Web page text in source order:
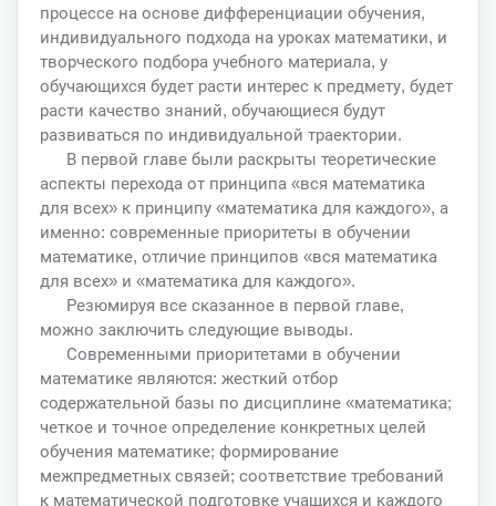
процессе на основе дифференциации обучения,
индивидуального подхода на уроках математики, и
творческого подбора учебного материала, у
обучающихся будет расти интерес к предмету, будет
расти качество знаний, обучающиеся будут
развиваться по индивидуальной траектории.
В первой главе были раскрыты теоретические
аспекты перехода от принципа «вся математика
для всех» к принципу «математика для каждого», а
именно: современные приоритеты в обучении
математике, отличие принципов «вся математика
для всех» и «математика для каждого».
Резюмируя все сказанное в первой главе,
можно заключить следующие выводы.
Современными приоритетами в обучении
математике являются: жесткий отбор
содержательной базы по дисциплине «математика;
четкое и точное определение конкретных целей
обучения математике; формирование
межпредметных связей; соответствие требований
к математической подготовке учащихся и каждого